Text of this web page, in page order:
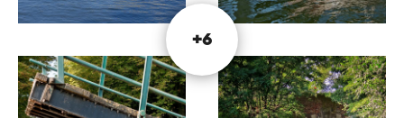
La promenade en bateau-brunch a lieu tous les
deuxième et quatrième dimanches du mois. Au
cours de ce voyage de deux heures, l'équipage
présente un copieux buffet de brunch. La croisière
+6